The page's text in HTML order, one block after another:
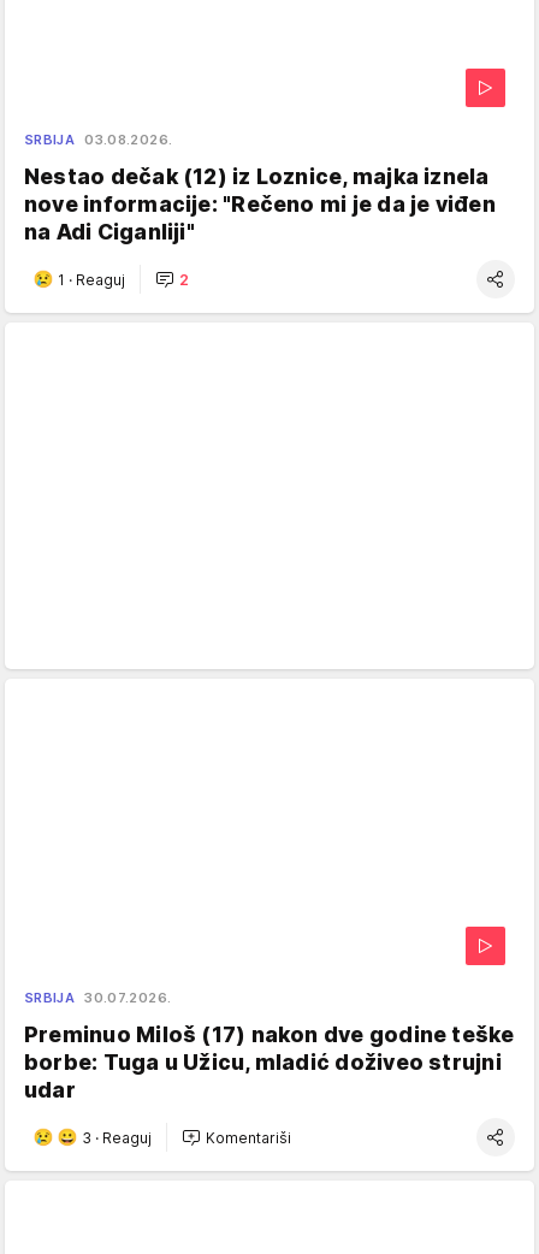
SRBIJA 03.08.2026.
Nestao dečak (12) iz Loznice, majka iznela
nove informacije: "Rečeno mi je da je viđen
na Adi Ciganliji"
1 · Reaguj 2
SRBIJA 30.07.2026.
Preminuo Miloš (17) nakon dve godine teške
borbe: Tuga u Užicu, mladić doživeo strujni
udar
3 · Reaguj Komentariši